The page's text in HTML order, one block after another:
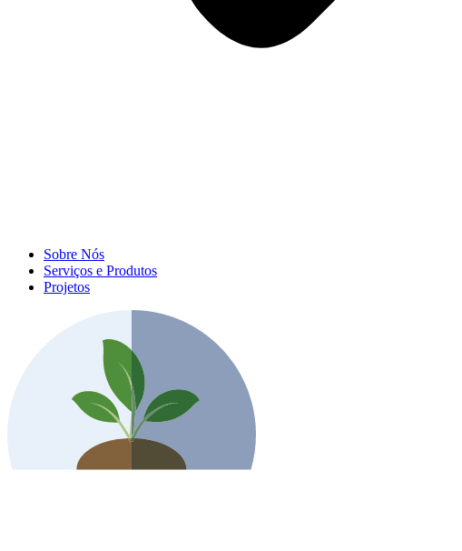
Sobre Nós
Serviços e Produtos
Projetos